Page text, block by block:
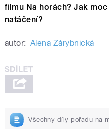
filmu Na horách? Jak
natáčení?
autor: Alena Zárybnická
Všechny díly pořadu na